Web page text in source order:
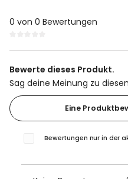
0 von 0 Bewertungen
Bewerte dieses Produkt.
Sag deine Meinung zu
Eine
Bewertungen nur in der